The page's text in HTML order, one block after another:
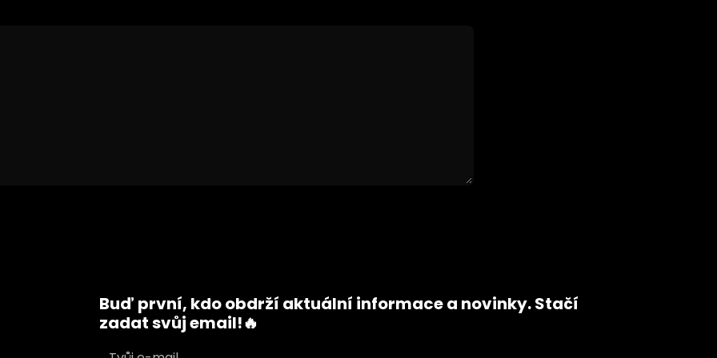
Buď první, kdo obdrží aktuální informace a novinky. Stačí
zadat svůj email!🔥